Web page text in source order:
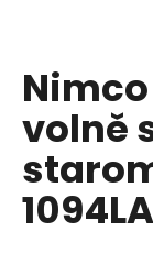
volně
í
t
?